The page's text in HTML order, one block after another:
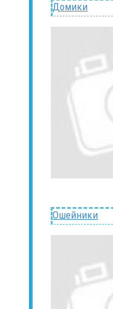
Домики
Ошейники